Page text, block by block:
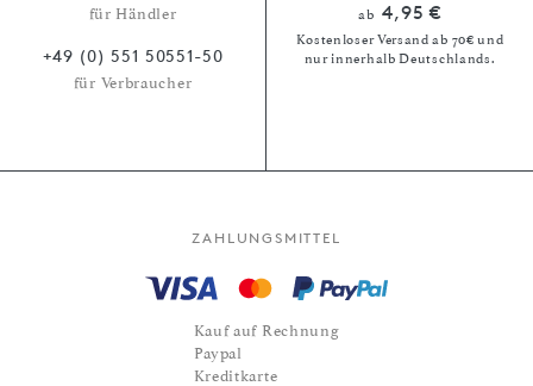
für Händler
+49 (0) 551 50551-50
für Verbraucher
ab 4,95 €
Kostenloser Versand ab 70€ und
nur innerhalb Deutschlands.
ZAHLUNGSMITTEL
Kauf auf Rechnung
Paypal
Kreditkarte